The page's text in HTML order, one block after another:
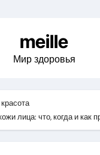
meille
Мир здоровья
лица: что, когда и как